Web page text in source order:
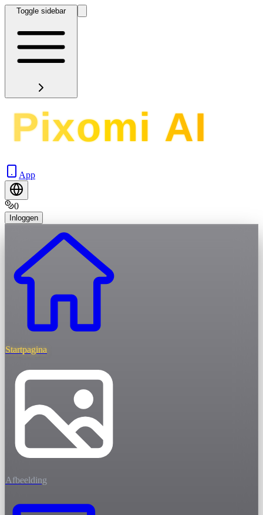
Toggle sidebar
App
0
Inloggen
Startpagina
Afbeelding